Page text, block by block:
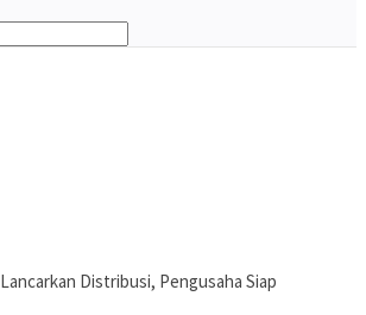
Lancarkan Distribusi, Pengusaha Siap